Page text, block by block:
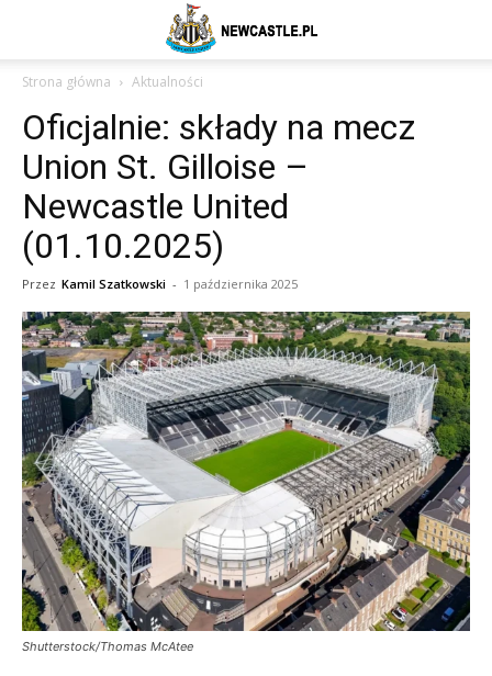
United
(transfery,
mecze,
skład)
Strona główna Aktualności
Oficjalnie: składy na mecz
Union St. Gilloise –
Newcastle United
(01.10.2025)
Przez Kamil Szatkowski - 1 października 2025
Shutterstock/Thomas McAtee